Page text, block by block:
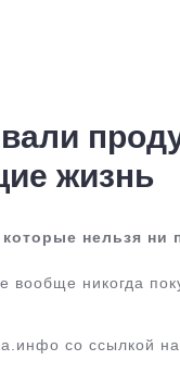
жизнь
нельзя ни
вообще никогда
со ссылкой на